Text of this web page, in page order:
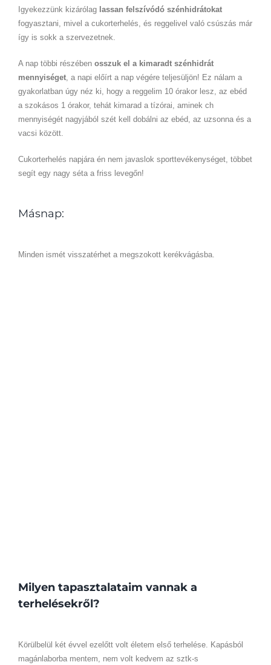
Igyekezzünk kizárólag lassan felszívódó szénhidrátokat
fogyasztani, mivel a cukorterhelés, és reggelivel való csúszás már
így is sokk a szervezetnek.
A nap többi részében osszuk el a kimaradt szénhidrát
mennyiséget, a napi előírt a nap végére teljesüljön! Ez nálam a
gyakorlatban úgy néz ki, hogy a reggelim 10 órakor lesz, az ebéd
a szokásos 1 órakor, tehát kimarad a tízórai, aminek ch
mennyiségét nagyjából szét kell dobálni az ebéd, az uzsonna és a
vacsi között.
Cukorterhelés napjára én nem javaslok sporttevékenységet, többet
segít egy nagy séta a friss levegőn!
Másnap:
Minden ismét visszatérhet a megszokott kerékvágásba.
Milyen tapasztalataim vannak a
terhelésekről?
Körülbelül két évvel ezelőtt volt életem első terhelése. Kapásból
magánlaborba mentem, nem volt kedvem az sztk-s